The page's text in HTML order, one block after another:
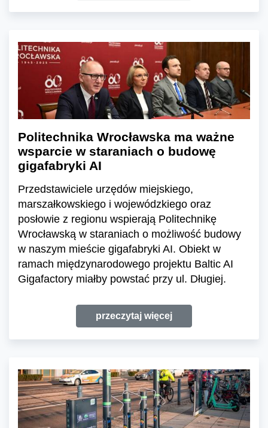
Politechnika Wrocławska ma ważne
wsparcie w staraniach o budowę
gigafabryki AI
Przedstawiciele urzędów miejskiego,
marszałkowskiego i wojewódzkiego oraz
posłowie z regionu wspierają Politechnikę
Wrocławską w staraniach o możliwość budowy
w naszym mieście gigafabryki AI. Obiekt w
ramach międzynarodowego projektu Baltic AI
Gigafactory miałby powstać przy ul. Długiej.
przeczytaj więcej